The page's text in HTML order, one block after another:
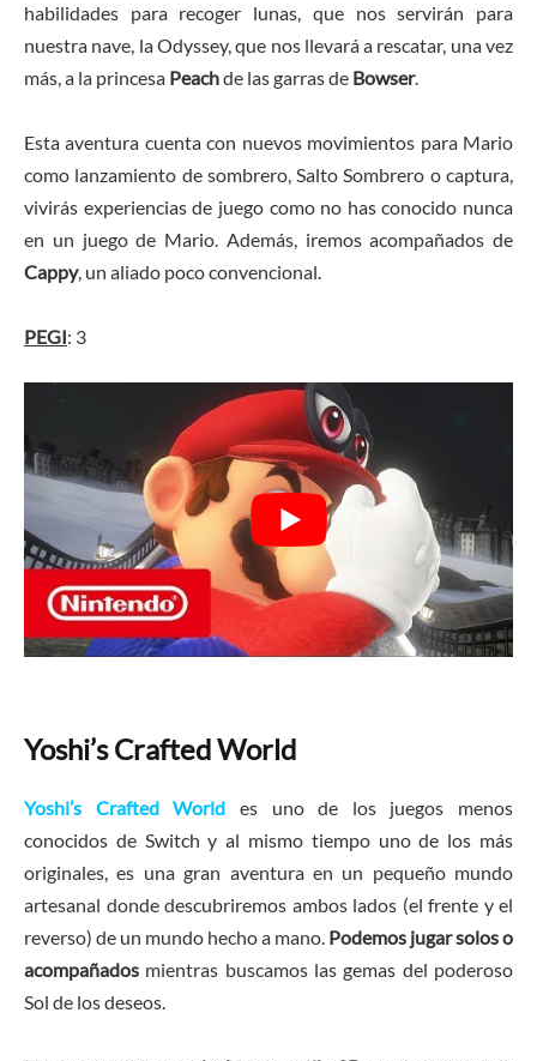
habilidades para recoger lunas, que nos servirán para
nuestra nave, la Odyssey, que nos llevará a rescatar, una vez
más, a la princesa Peachde las garras de Bowser.
Esta aventura cuenta con nuevos movimientos para Mario
como lanzamiento de sombrero, Salto Sombrero o captura,
vivirás experiencias de juego como no has conocido nunca
en un juego de Mario. Además, iremos acompañados de
Cappy, un aliado poco convencional.
PEGI: 3
Yoshi’s Crafted World
Yoshi’s Crafted World es uno de los juegos menos
conocidos de Switch y al mismo tiempo uno de los más
originales, es una gran aventura en un pequeño mundo
artesanal donde descubriremos ambos lados (el frente y el
reverso) de un mundo hecho a mano. Podemos jugar solos o
acompañados mientras buscamos las gemas del poderoso
Sol de los deseos.